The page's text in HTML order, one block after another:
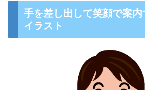
手を差し出して笑顔で案
イラスト